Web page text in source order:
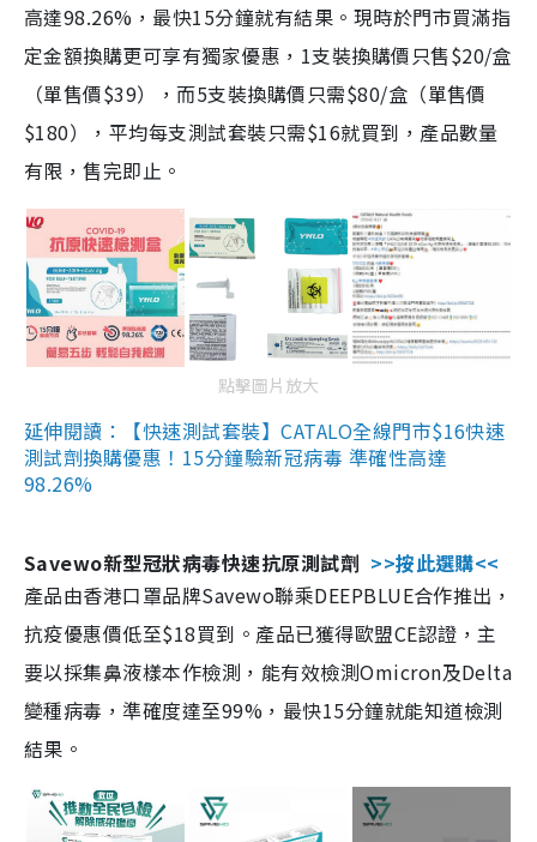
高達98.26%，最快15分鐘就有結果。現時於門市買滿指
定金額換購更可享有獨家優惠，1支裝換購價只售$20/盒
（單售價$39），而5支裝換購價只需$80/盒（單售價
$180），平均每支測試套裝只需$16就買到，產品數量
有限，售完即止。
點擊圖片放大
延伸閱讀：【快速測試套裝】CATALO全線門市$16快速
測試劑換購優惠！15分鐘驗新冠病毒 準確性高達
98.26%
Savewo新型冠狀病毒快速抗原測試劑 >>按此選購<<
產品由香港口罩品牌Savewo聯乘DEEPBLUE合作推出，
抗疫優惠價低至$18買到。產品已獲得歐盟CE認證，主
要以採集鼻液樣本作檢測，能有效檢測Omicron及Delta
變種病毒，準確度達至99%，最快15分鐘就能知道檢測
結果。